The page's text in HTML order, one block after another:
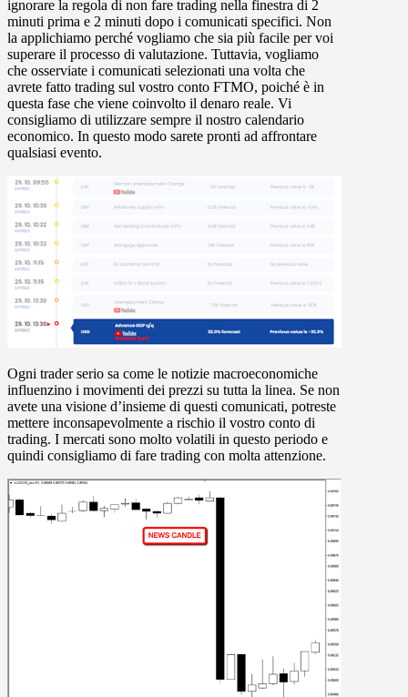
ignorare la regola di non fare trading nella finestra di 2
minuti prima e 2 minuti dopo i comunicati specifici. Non
la applichiamo perché vogliamo che sia più facile per voi
superare il processo di valutazione. Tuttavia, vogliamo
che osserviate i comunicati selezionati una volta che
avrete fatto trading sul vostro conto FTMO, poiché è in
questa fase che viene coinvolto il denaro reale. Vi
consigliamo di utilizzare sempre il nostro calendario
economico. In questo modo sarete pronti ad affrontare
qualsiasi evento.
Ogni trader serio sa come le notizie macroeconomiche
influenzino i movimenti dei prezzi su tutta la linea. Se non
avete una visione d’insieme di questi comunicati, potreste
mettere inconsapevolmente a rischio il vostro conto di
trading. I mercati sono molto volatili in questo periodo e
quindi consigliamo di fare trading con molta attenzione.